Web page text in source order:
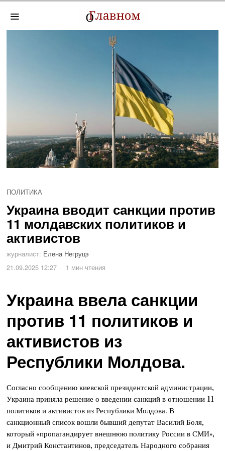
ПОЛИТИКА
Украина вводит санкции против
11 молдавских политиков и
активистов
журналист: Елена Негруцэ
21.09.2025 12:27
1 мин чтения
Украина ввела санкции
против 11 политиков и
активистов из
Республики Молдова.
Согласно сообщению киевской президентской администрации,
Украина приняла решение о введении санкций в отношении 11
политиков и активистов из Республики Молдова. В
санкционный список вошли бывший депутат Василий Боля,
который «пропагандирует внешнюю политику России в СМИ»,
и Дмитрий Константинов, председатель Народного собрания